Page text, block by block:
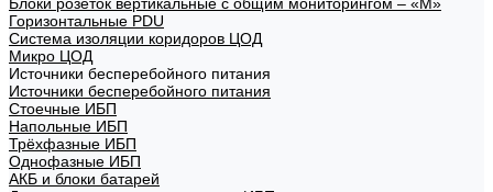
Горизонтальные PDU
Система изоляции коридоров ЦОД
Микро ЦОД
Источники бесперебойного питания
Источники бесперебойного питания
Стоечные ИБП
Напольные ИБП
Трёхфазные ИБП
Однофазные ИБП
АКБ и блоки батарей